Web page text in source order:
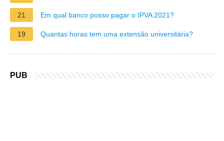
21 Em qual banco posso pagar o IPVA 2021?
19 Quantas horas tem uma extensão universitária?
PUB